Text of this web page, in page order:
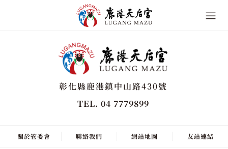
彰化縣鹿港鎮中山路430號
TEL. 04 7779899
關於管委會 聯絡我們 網站地圖 友站連結